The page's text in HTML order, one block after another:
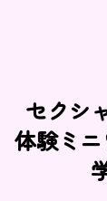
セクシ
体験ミ